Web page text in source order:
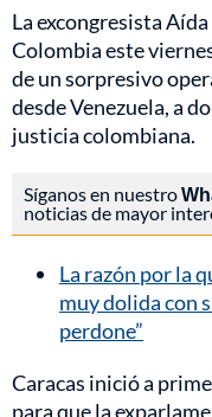
La excongresista
Colombia este
de un sorpresivo
desde Venezuela, a
justicia colombiana.
Síganos en nuestro
noticias de mayor
La razón por la
muy dolida con
perdone”
Caracas inició a
para que la